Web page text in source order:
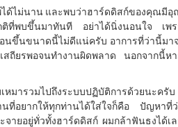
ด้ไม่นาน และพบว่าฮาร์ดดิสก์ของคุณมี
ที่พบขึ้นมาทันที อย่าได้นิ่งนอนใจ เพร
นขึ้นขนาดนี้ไม่ดีแน่ครับ อาการที่ว่านี้ม
ถียรพอจนทำงานผิดพลาด นอกจากนี้ห
หมารวมไปถึงระบบปฏิบัติการด้วยนะครั
อยากให้ทุกท่านได้ใส่ใจก็คือ ปัญหาที่
ายอยู่ทั่วทั้งฮาร์ดดิสก์ ผมกล้าฟันธงได้เ